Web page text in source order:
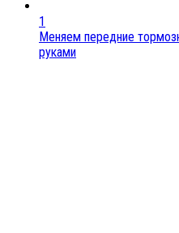
1
Меняем передние
руками